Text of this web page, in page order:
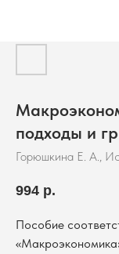
подходы и
Горюшкина Е. А.,
994 р.
Пособие